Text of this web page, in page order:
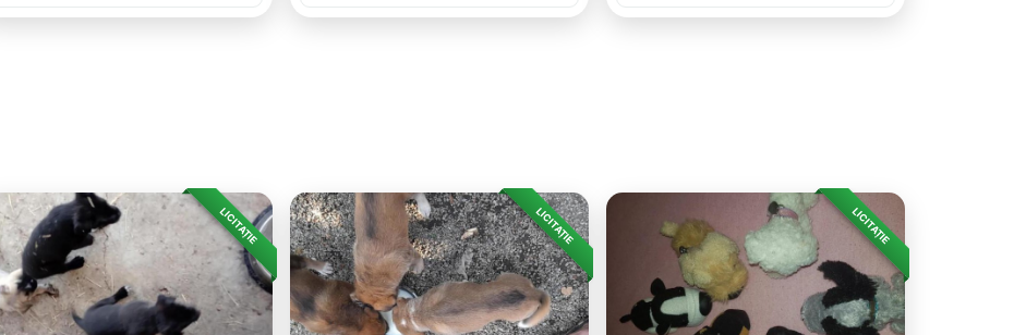
LICITAȚIE LICITAȚIE LICITAȚIE